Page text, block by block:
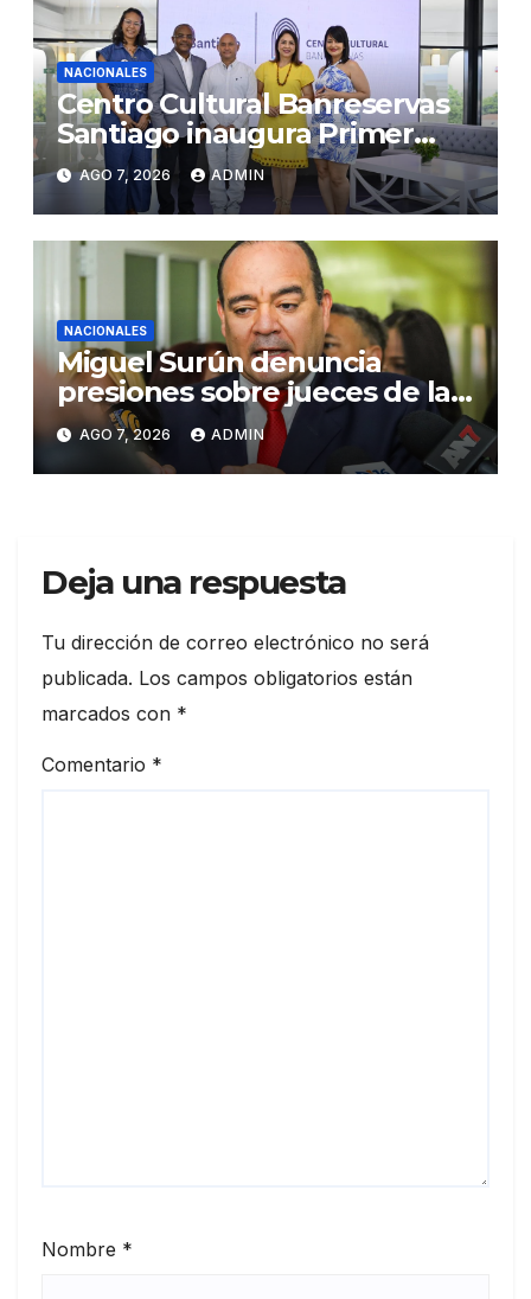
NACIONALES
Centro Cultural Banreservas
Santiago inaugura Primer
Congreso de Artesanos de
Santiago
AGO 7, 2026 ADMIN
NACIONALES
Miguel Surún denuncia
presiones sobre jueces de la
Suprema Corte de Justicia
AGO 7, 2026 ADMIN
Deja una respuesta
Tu dirección de correo electrónico no será
publicada. Los campos obligatorios están
marcados con *
Comentario *
Nombre *